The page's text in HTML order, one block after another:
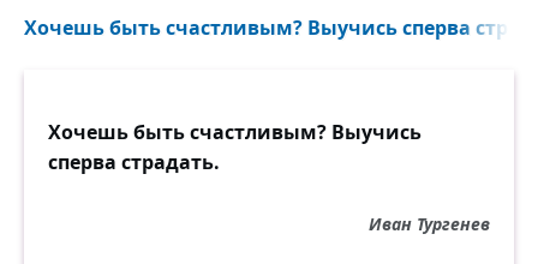
Хочешь быть счастливым? Выучись сперва
Хочешь быть счастливым? Выучись
сперва страдать.
Иван Тургенев